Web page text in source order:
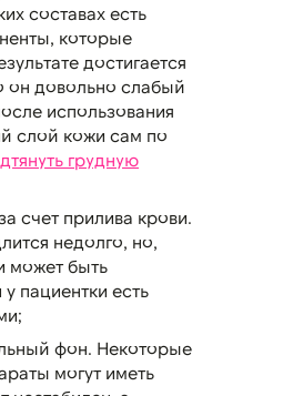
составах есть
которые
достигается
он довольно слабый
использования
слой кожи сам по
грудную
счет прилива крови.
недолго, но,
может быть
пациентки есть
фон. Некоторые
могут иметь